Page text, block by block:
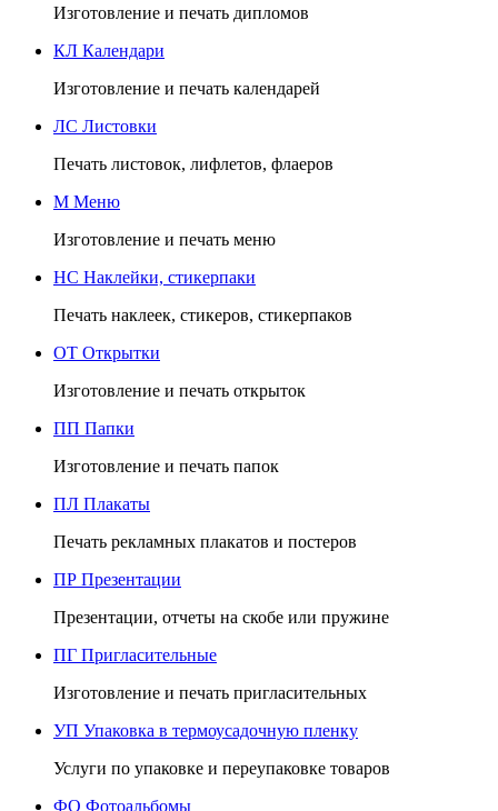
Изготовление и печать дипломов
КЛ Календари
Изготовление и печать календарей
ЛС Листовки
Печать листовок, лифлетов, флаеров
М Меню
Изготовление и печать меню
НС Наклейки, стикерпаки
Печать наклеек, стикеров, стикерпаков
ОТ Открытки
Изготовление и печать открыток
ПП Папки
Изготовление и печать папок
ПЛ Плакаты
Печать рекламных плакатов и постеров
ПР Презентации
Презентации, отчеты на скобе или пружине
ПГ Пригласительные
Изготовление и печать пригласительных
УП Упаковка в термоусадочную пленку
Услуги по упаковке и переупаковке товаров
ФО Фотоальбомы